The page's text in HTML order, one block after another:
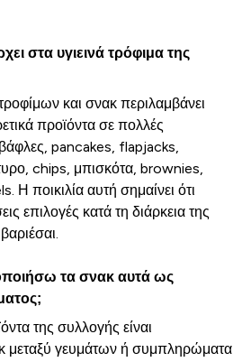
στα υγιεινά τρόφιμα της
και σνακ περιλαμβάνει
προϊόντα σε πολλές
pancakes, flapjacks,
chips, μπισκότα, brownies,
Η ποικιλία αυτή σημαίνει ότι
επιλογές κατά τη διάρκεια της
τα σνακ αυτά ως
της συλλογής είναι
μεταξύ γευμάτων ή συμπληρώματα